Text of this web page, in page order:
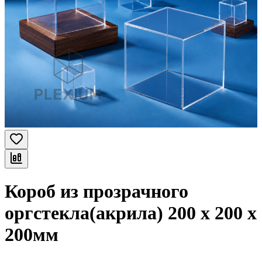
Короб из прозрачного
оргстекла(акрила) 200 х 200 х
200мм